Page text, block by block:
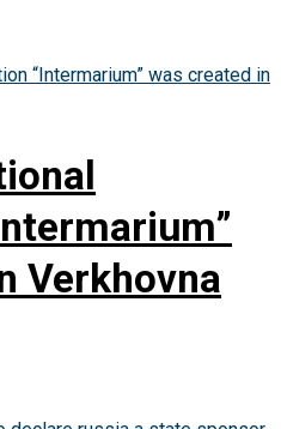
Verkhovna